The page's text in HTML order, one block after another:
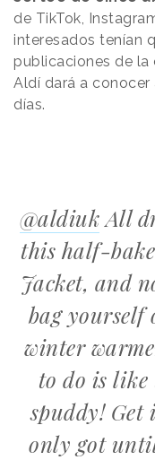
de TikTok,
interesados tenían
publicaciones de la
Aldí dará a
días.
@aldiukAll
this half-
Jacket, and
bag yourself
winter
to do is
spuddy! Get
only got